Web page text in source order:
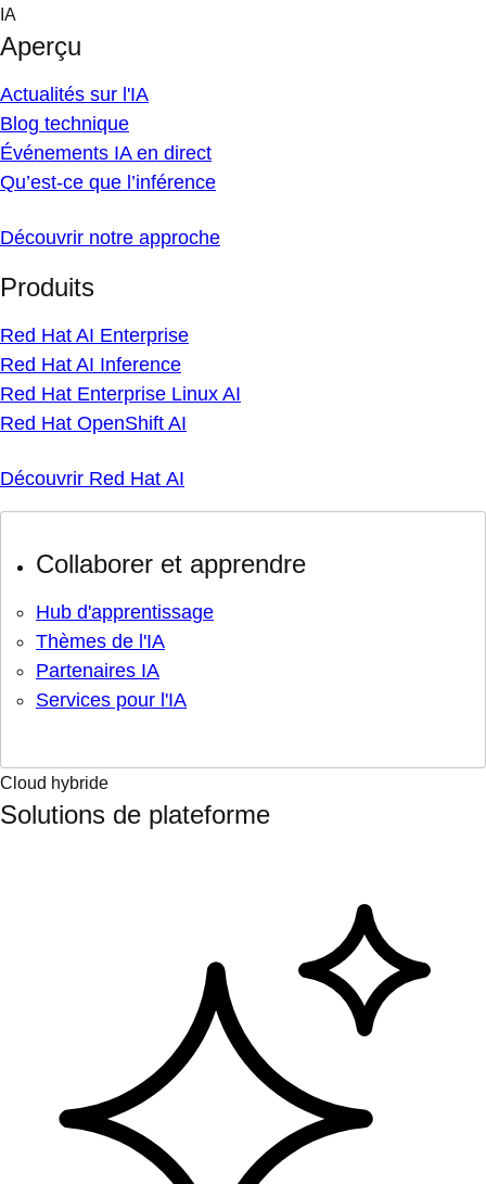
Skip
content
IA
Aperçu
Actualités sur l'IA
Blog technique
Événements IA en direct
Qu’est-ce que l’inférence
Découvrir notre approche
Produits
Red Hat AI Enterprise
Red Hat AI Inference
Red Hat Enterprise Linux AI
Red Hat OpenShift AI
Découvrir Red Hat AI
Collaborer et apprendre
Hub d'apprentissage
Thèmes de l'IA
Partenaires IA
Services pour l'IA
Cloud hybride
Solutions de plateforme